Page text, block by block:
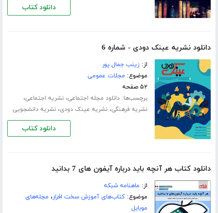
دانلود کتاب
دانلود نشریه عینک دودی - شماره 6
از:زینب جمال پور
موضوع: مجلات عمومی
۵۲ صفحه
برچسب‌ها:دانلود مجله اجتماعی،نشریه اجتماعی،
نشریه فرهنگی،نشریه عینک دودی،نشریه دانشجویی
دانلود کتاب
دانلود کتاب هر آنچه باید درباره آیفون های 7 بدانید
از: ماهنامه شبکه
موضوع:کتاب‌های آموزش سخت افزار، مجله‌های
موبایل